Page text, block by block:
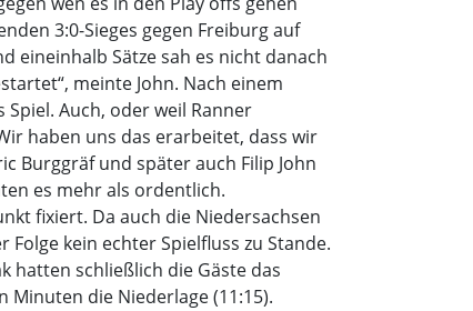
3:0-Sieges gegen Freiburg auf
eineinhalb Sätze sah es nicht danach
meinte John. Nach einem
Auch, oder weil Ranner
haben uns das erarbeitet, dass wir
Burggräf und später auch Filip John
es mehr als ordentlich.
fixiert. Da auch die Niedersachsen
kein echter Spielfluss zu Stande.
hatten schließlich die Gäste das
Minuten die Niederlage (11:15).